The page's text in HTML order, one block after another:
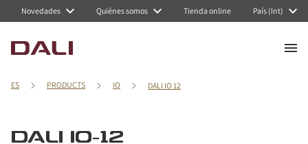
Novedades Quiénes somos Tienda online País (Int)
ES PRODUCTS IO DALI IO 12
DALI IO-12